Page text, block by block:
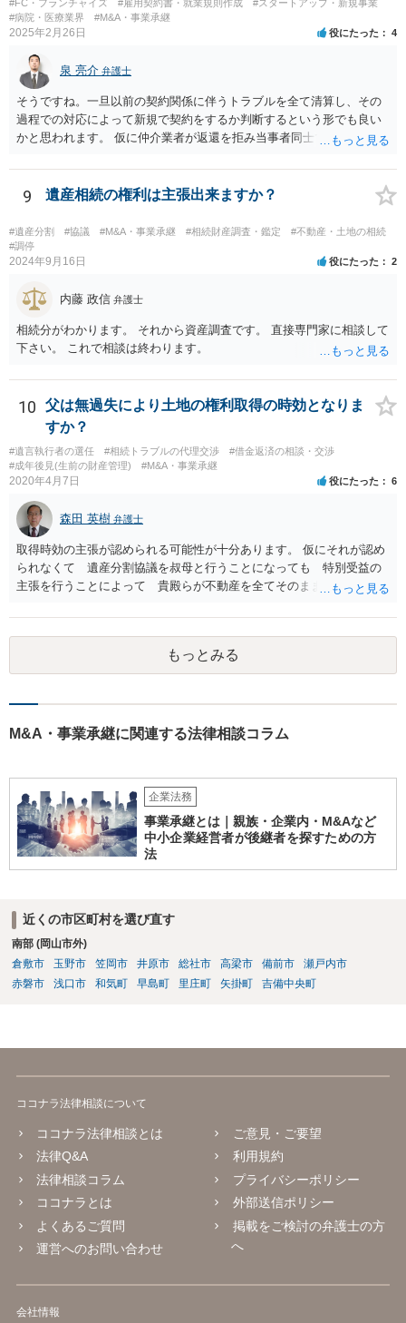
とも十分考えられるかと存じます。また、ご記載いただいた事実関係
を拝見するかぎり、再婚相手のかたは既に相続放棄をされている可能
#FC・フランチャイズ #雇用契約書・就業規則作成
#スタートアップ・新規事業
#病院・医療業界
#M&A・事業承継
2025年2月26日 役にたった 4
泉 亮介 弁護士
そうですね。一旦以前の契約関係に伴うトラブルを全て清算し、その
過程での対応によって新規で契約をするか判断するという形でも良い
かと思われます。 仮に仲介業者が返還を拒み当事者同士での解決が困
9 遺産相続の権利は主張出来ますか？
#遺産分割 #協議 #M&A・事業承継 #相続財産調査・鑑定
#不動産・土地の相続
#調停
2024年9月16日 役にたった 2
内藤 政信 弁護士
相続分がわかります。 それから資産調査です。 直接専門家に相談して
下さい。 これで相談は終わります。
10
父は無過失により土地の権利取得の時効となりま
すか？
#遺言執行者の選任 #相続トラブルの代理交渉
#借金返済の相談・交渉
#成年後見(生前の財産管理)
#M&A・事業承継
2020年4月7日 役にたった 6
森田 英樹 弁護士
取得時効の主張が認められる可能性が十分あります。 仮にそれが認め
られなくて 遺産分割協議を叔母と行うことになっても 特別受益の
主張を行うことによって 貴殿らが不動産を全てそのまま取得できる
もっとみる
M&A・事業承継に関連する法律相談コラム
企業法務
事業承継とは｜親族・企業内・M&Aなど
中小企業経営者が後継者を探すための方
法
近くの市区町村を選び直す
南部 (岡山市外)
倉敷市
玉野市 笠岡市 井原市 総社市 高梁市 備前市
瀬戸内市
赤磐市
浅口市 和気町 早島町 里庄町 矢掛町 吉備中央町
ココナラ法律相談について
ココナラ法律相談とは
法律Q&A
法律相談コラム
ココナラとは
よくあるご質問
運営へのお問い合わせ
ご意見・ご要望
利用規約
プライバシーポリシー
外部送信ポリシー
掲載をご検討の弁護士の方
へ
会社情報